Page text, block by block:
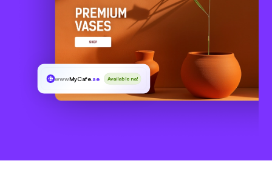
wwwMyCafe.ae Available na!